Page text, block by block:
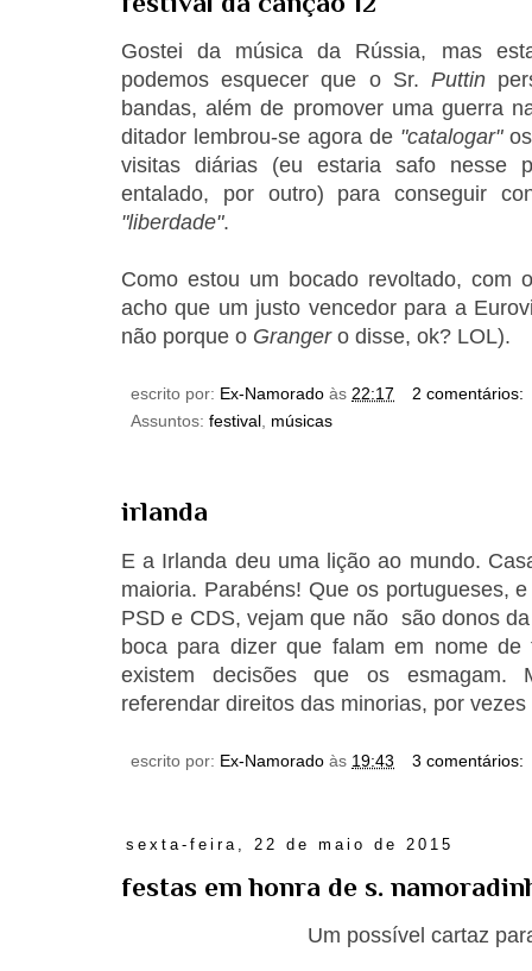
Gostei da música da Rússia, mas
podemos esquecer que o Sr. Puttin
bandas, além de promover uma guerra
ditador lembrou-se agora de "catalogar"
visitas diárias (eu estaria safo nesse
entalado, por outro) para conseguir
"liberdade".
Como estou um bocado revoltado, com
acho que um justo vencedor para a
não porque o Grangero disse, ok? LOL).
escrito por: Ex-Namorado às 22:17
2 comentários:
Assuntos: festival, músicas
irlanda
E a Irlanda deu uma lição ao mundo.
maioria. Parabéns! Que os portugueses,
PSD e CDS, vejam que não são donos
boca para dizer que falam em nome
existem decisões que os esmagam.
referendar direitos das minorias, por
escrito por: Ex-Namorado às 19:43 3 comentários:
sexta-feira, 22 de maio de 2015
festas em honra de s.
Um possível cartaz